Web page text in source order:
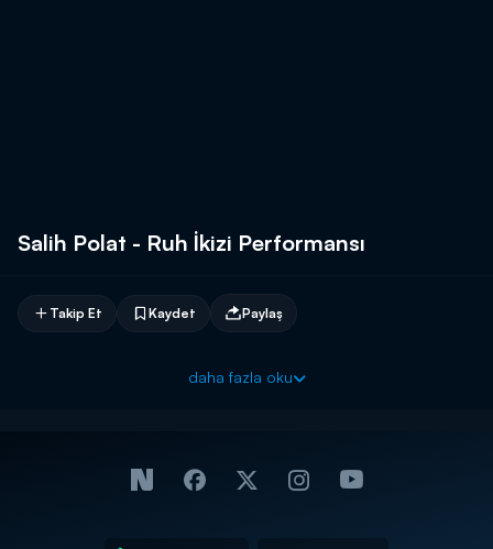
Salih Polat - Ruh İkizi Performansı
Takip Et Kaydet Paylaş
daha fazla oku